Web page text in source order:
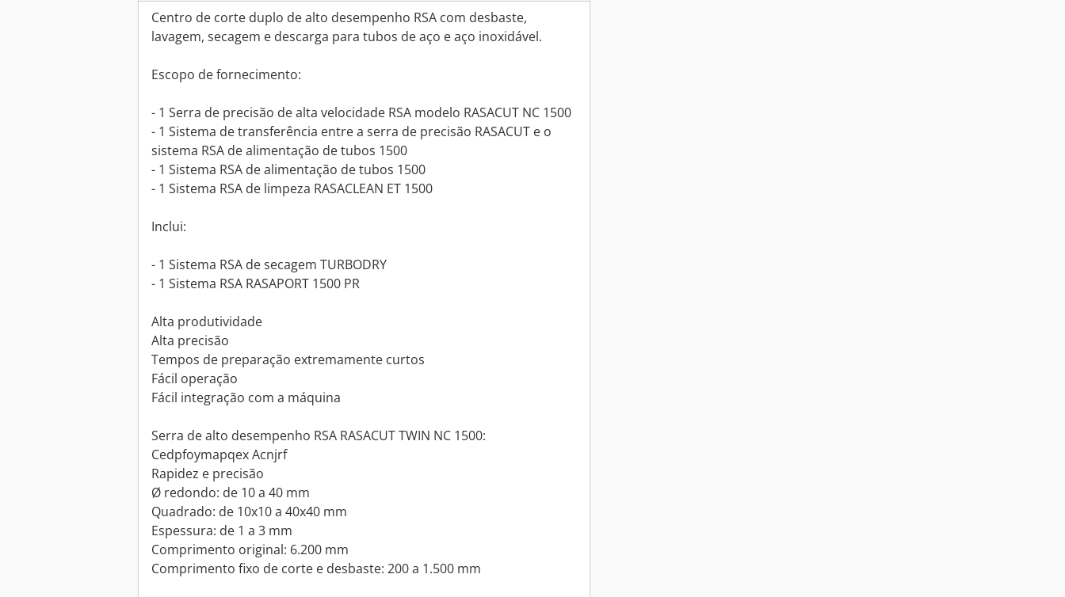
Centro de corte duplo de alto desempenho RSA com desbaste,
lavagem, secagem e descarga para tubos de aço e aço inoxidável.
Escopo de fornecimento:
- 1 Serra de precisão de alta velocidade RSA modelo RASACUT NC 1500
- 1 Sistema de transferência entre a serra de precisão RASACUT e o
sistema RSA de alimentação de tubos 1500
- 1 Sistema RSA de alimentação de tubos 1500
- 1 Sistema RSA de limpeza RASACLEAN ET 1500
Inclui:
- 1 Sistema RSA de secagem TURBODRY
- 1 Sistema RSA RASAPORT 1500 PR
Alta produtividade
Alta precisão
Tempos de preparação extremamente curtos
Fácil operação
Fácil integração com a máquina
Serra de alto desempenho RSA RASACUT TWIN NC 1500:
Cedpfoymapqex Acnjrf
Rapidez e precisão
Ø redondo: de 10 a 40 mm
Quadrado: de 10x10 a 40x40 mm
Espessura: de 1 a 3 mm
Comprimento original: 6.200 mm
Comprimento fixo de corte e desbaste: 200 a 1.500 mm